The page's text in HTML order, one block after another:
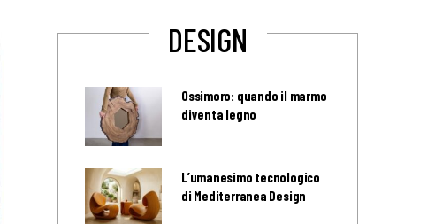
DESIGN
Ossimoro: quando il marmo
diventa legno
L’umanesimo tecnologico
di Mediterranea Design